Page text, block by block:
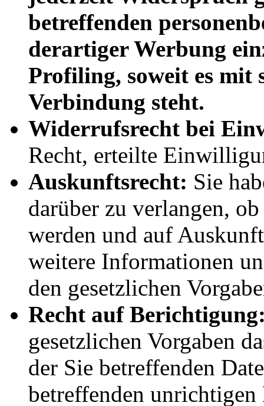
betreffenden
derartiger Werbung
Profiling, soweit es mit
Verbindung steht.
Widerrufsrecht bei
Recht, erteilte
Auskunftsrecht: Sie
darüber zu verlangen,
werden und auf
weitere Informationen
den gesetzlichen
Recht auf
gesetzlichen Vorgaben
der Sie betreffenden
betreffenden unrichtigen